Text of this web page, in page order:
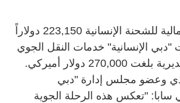
وبلغت القيمة الإجمالية للشحنة الإنسانية 223,150 دولاراً
"دبي الإنسانية" خدمات النقل الجوي
دولار أميركي.
وعضو مجلس إدارة "دبي
سابا: "تعكس هذه الرحلة الجوية